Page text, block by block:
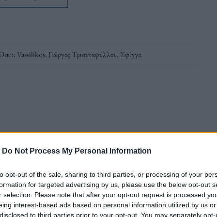
Do Not Process My Personal Information
opt-out of the sale, sharing to third parties, or processing of your
for targeted advertising by us, please use the below opt-out
selection. Please note that after your opt-out request is processed
interest-based ads based on personal information utilized by us
to third parties prior to your opt-out. You may separately
,Vassilikos, Γιώργος Τριανταφύλλου, Σφίγγα
Τριανταφύλλου και τον Θέμη Καραμουρατίδη
στο Θέατρο 104 και μίλησε μαζί τους
έχουν συνεργαστεί, το «Χάος και τάξη